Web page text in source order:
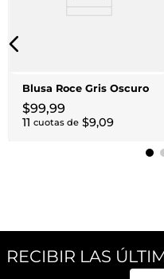
Blusa Roce Gris Oscuro
$99,99
11 cuotas de $9,09
RECIBIR LAS